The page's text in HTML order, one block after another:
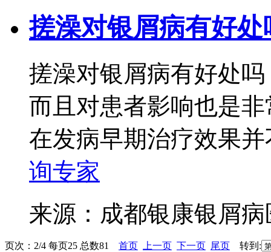
搓澡对银屑病有好处
搓澡对银屑病有好处
而且对患者影响也是
在发病早期治疗效果
询专家
来源：成都银康银屑
页次：2/4 每页25 总数81 首页 上一页 下一页 尾页 转到: